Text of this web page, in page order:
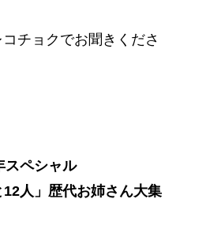
チョクでお聞きくださ
スペシャル
12人」歴代お姉さん大集